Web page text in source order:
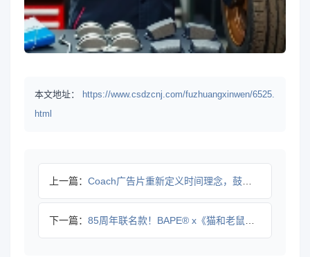
本文地址：
https://www.csdzcnj.com/fuzhuangxinwen/6525.
html
上一篇： Coach广告片重新定义时间理念，鼓励摆脱社会压力
下一篇： 85周年联名款！BAPE® x《猫和老鼠》街头时尚发布